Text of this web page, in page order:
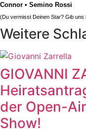
Connor • Semino Rossi
(Du vermisst Deinen Star? Gib uns
Weitere
GIOVANNI
der Open-
Show!